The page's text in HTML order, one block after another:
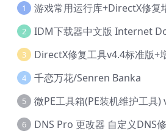
1 游戏常用运行库+DirectX修复
2
3 DirectX修复工具v4.4标准版+
4 千恋万花/Senren Banka
5 微PE工具箱(PE装机维护工具)
6 DNS Pro 更改器 自定义DNS